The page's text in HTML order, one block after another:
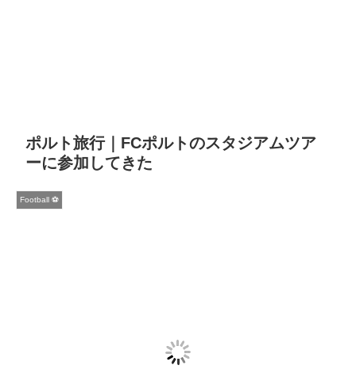
ポルト旅行｜FCポルトのスタジアムツア
ーに参加してきた
Football ⚽️